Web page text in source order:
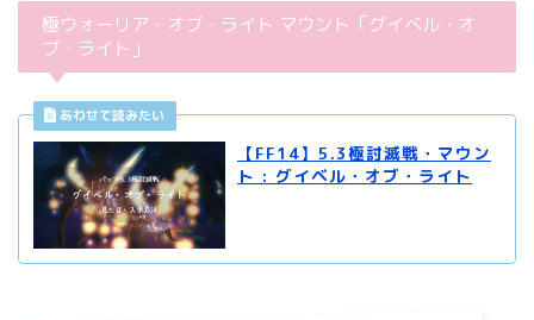
極ウォーリア・オブ・ライト マウント「グイベル・オ
ブ・ライト」
【FF14】5.3極討滅戦・マウン
ト : グイベル・オブ・ライト